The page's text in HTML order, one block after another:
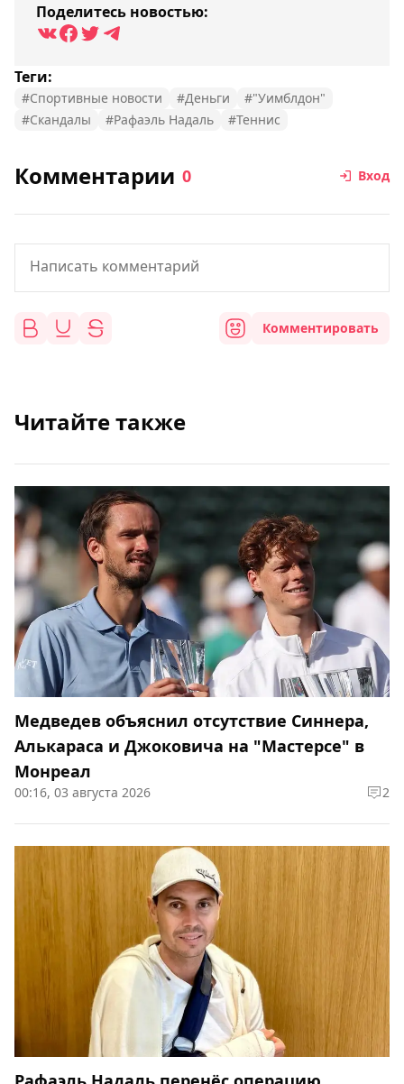
Поделитесь новостью:
Теги:
#Спортивные новости #Деньги
#"Уимблдон"
#Скандалы
#Рафаэль Надаль #Теннис
Комментарии 0 Вход
Комментировать
Читайте также
Медведев объяснил отсутствие Синнера,
Алькараса и Джоковича на "Мастерсе" в
Монреал
00:16, 03 августа 2026 2